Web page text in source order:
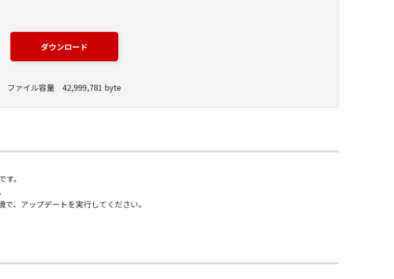
渡、頒布、貸与その他の方法により、第三者に「本ソフトウエア」を使用もしくは利
一部を修正、改変、リバース・エンジニアリング、逆コンパイルまたは逆アセンブ
ンは「本ソフトウエア」に関する知的財産権のいかなる権利もお客様に付与するも
び所有権は、その内容によりキヤノンまたはキヤノンのライセンサーに帰属しま
に格納されて提供されている場合、キヤノンは、お客様が「許諾ソフトウエア」を
が格納されている記憶媒体（以下「メディア」と言います）に物理的な欠陥がな
ア」に物理的な欠陥が発見された場合には、キヤノンは、「メディア」を交換いた
用許諾されます。キヤノン、キヤノンの関連会社、それらの販売代理店及び販売
の目的への適合性の保証を含め、いかなる保証も、明示たると黙示たるとを問わず
ダウンロード
ファイル容量 42,999,781 byte
。
、アップデートを実行してください。